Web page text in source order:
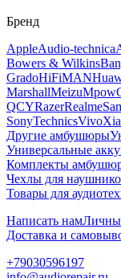
Бренд
AppleAudio-technica
Bowers & Wilkins
GradoHiFiMAN
MarshallMeizuMpow
QCYRazerRealme
SonyTechnicsVivo
Другие амбушюры
Универсальные
Комплекты
Чехлы для
Товары для
Написать нам
Доставка и
+79030596197